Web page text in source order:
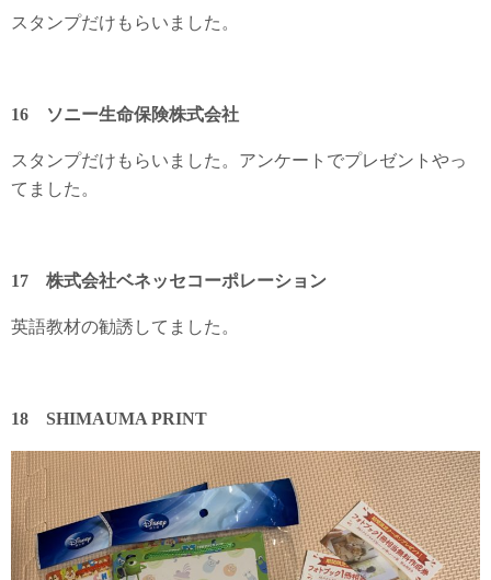
スタンプだけもらいました。
16 ソニー生命保険株式会社
スタンプだけもらいました。アンケートでプレゼントやっ
てました。
17 株式会社ベネッセコーポレーション
英語教材の勧誘してました。
18 SHIMAUMA PRINT